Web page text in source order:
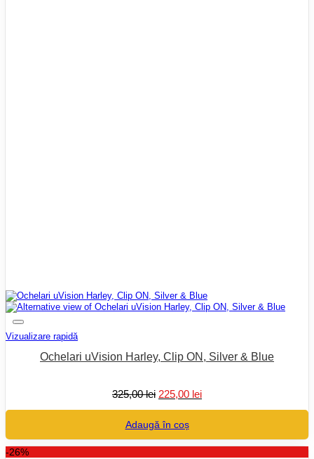
Vizualizare rapidă
Ochelari uVision Harley, Clip ON, Silver & Blue
325,00lei Prețul
fost:
325,00 lei.
225,00 leiPrețul
Adaugă în coș
-26%